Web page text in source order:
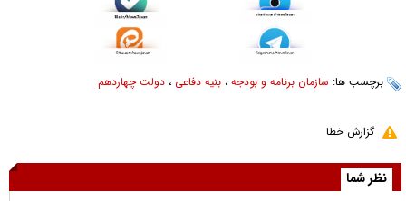
برچسب ها: سازمان برنامه و بودجه ، بنیه دفاعی ، دولت چهاردهم
گزارش خطا
نظر شما